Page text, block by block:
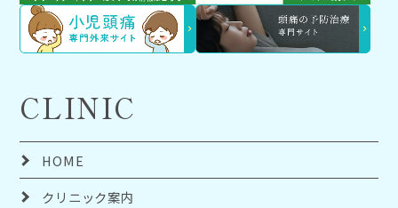
CLINIC
HOME
クリニック案内